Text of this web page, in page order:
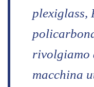
plexiglass,
rivolgiamo
macchina